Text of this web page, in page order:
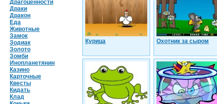
Драгоценности
Драки
Дракон
Еда
Животные
Замок
Зодиак
Золото
Зомби
Инопланетянин
Казино
Карточные
Квесты
Кидать
Клад
Курица Охотник за сыром